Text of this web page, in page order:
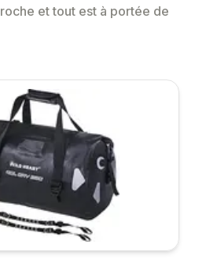
et tout est à portée de